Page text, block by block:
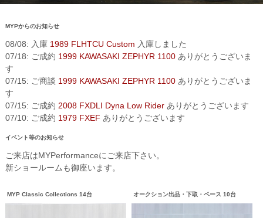
MYPからのお知らせ
08/08: 入庫 1989 FLHTCU Custom 入庫しました
07/18: ご成約 1999 KAWASAKI ZEPHYR 1100ありがとうございま
す
07/15: ご商談 1999 KAWASAKI ZEPHYR 1100ありがとうございま
す
07/15: ご成約 2008 FXDLI Dyna Low Riderありがとうございます
07/10: ご成約 1979 FXEF ありがとうございます
イベント等のお知らせ
ご来店はMYPerformanceにご来店下さい。
新ショールームも御座います。
MYP Classic Collections 14台 オークション出品・下取・ベース 10台